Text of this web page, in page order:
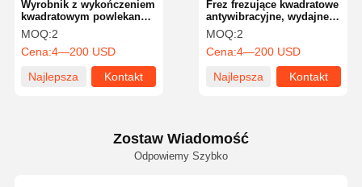
Wyrobnik z wykończeniem
kwadratowym powlekany
TiN 4 fletki do frezowania
o wysokiej precyzji
MOQ:2
Cena:4—200 USD
Najlepsza
Kontakt
Frez frezujące kwadratowe
antywibracyjne, wydajne
dla przemysłu lotniczego
MOQ:2
Cena:4—200 USD
Najlepsza
Kontakt
Zostaw Wiadomość
Odpowiemy Szybko